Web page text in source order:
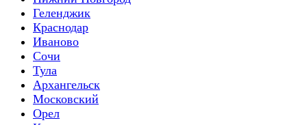
Геленджик
Краснодар
Иваново
Сочи
Тула
Архангельск
Московский
Орел